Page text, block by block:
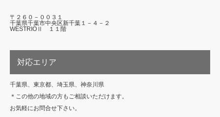
〒２６０－００３１
千葉県千葉市中央区新千葉１－４－２
WESTRIOⅡ １１階
対応エリア
千葉県、東京都、埼玉県、神奈川県
＊この他の地域の方もご相談いただけます。
お気軽にお問合せ下さい。